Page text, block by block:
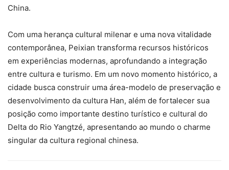
China.
Com uma herança cultural milenar e uma nova vitalidade
contemporânea, Peixian transforma recursos históricos
em experiências modernas, aprofundando a integração
entre cultura e turismo. Em um novo momento histórico, a
cidade busca construir uma área-modelo de preservação e
desenvolvimento da cultura Han, além de fortalecer sua
posição como importante destino turístico e cultural do
Delta do Rio Yangtzé, apresentando ao mundo o charme
singular da cultura regional chinesa.